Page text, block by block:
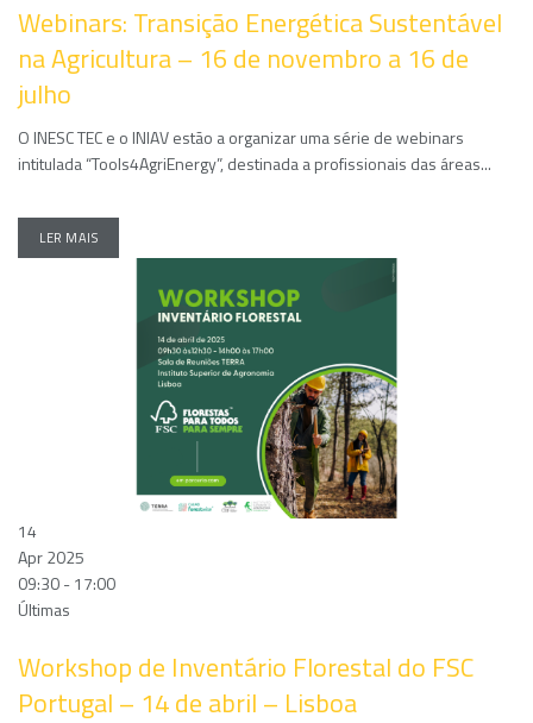
Webinars: Transição Energética Sustentável
na Agricultura – 16 de novembro a 16 de
julho
O INESC TEC e o INIAV estão a organizar uma série de webinars
intitulada “Tools4AgriEnergy”, destinada a profissionais das áreas...
LER MAIS
14
Apr 2025
09:30 - 17:00
Últimas
Workshop de Inventário Florestal do FSC
Portugal – 14 de abril – Lisboa